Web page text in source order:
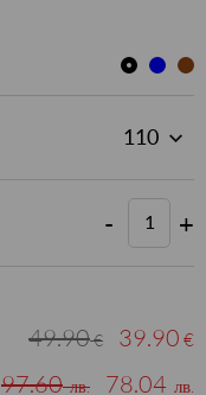
- +
49.90€ 39.90 €
97.60лв. 78.04 лв.